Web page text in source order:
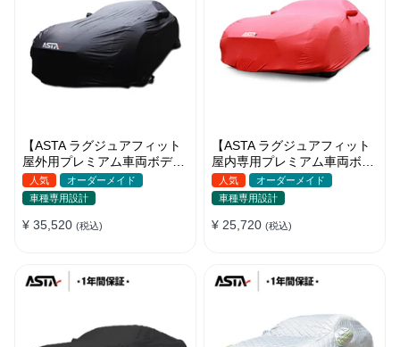
【ASTA ラグジュアフィット
屋外用プレミアム車両ボディ
カバー】PUレザー製 オーダ
ーメイド 高級感 裏起毛車カ
バー 強風対策
人気
オーダーメイド
車種専用設計
¥ 35,520 (税込)
【ASTA ラグジュアフィット
屋内専用プレミアム車両ボデ
ィカバー】オーダーメイド 最
高級生地 柔かい 裏起毛車カ
バー
人気
オーダーメイド
車種専用設計
¥ 25,720 (税込)